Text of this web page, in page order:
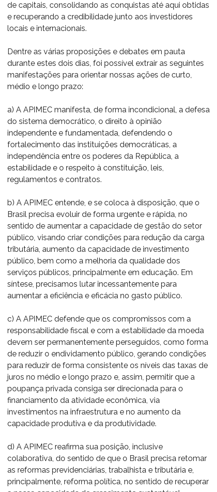
de capitais, consolidando as conquistas até aqui obtidas
e recuperando a credibilidade junto aos investidores
locais e internacionais.
Dentre as várias proposições e debates em pauta
durante estes dois dias, foi possível extrair as seguintes
manifestações para orientar nossas ações de curto,
médio e longo prazo:
a) A APIMEC manifesta, de forma incondicional, a defesa
do sistema democrático, o direito à opinião
independente e fundamentada, defendendo o
fortalecimento das instituições democráticas, a
independência entre os poderes da República, a
estabilidade e o respeito à constituição, leis,
regulamentos e contratos.
b) A APIMEC entende, e se coloca à disposição, que o
Brasil precisa evoluir de forma urgente e rápida, no
sentido de aumentar a capacidade de gestão do setor
público, visando criar condições para redução da carga
tributária, aumento da capacidade de investimento
público, bem como a melhoria da qualidade dos
serviços públicos, principalmente em educação. Em
síntese, precisamos lutar incessantemente para
aumentar a eficiência e eficácia no gasto público.
c) A APIMEC defende que os compromissos com a
responsabilidade fiscal e com a estabilidade da moeda
devem ser permanentemente perseguidos, como forma
de reduzir o endividamento público, gerando condições
para reduzir de forma consistente os níveis das taxas de
juros no médio e longo prazo e, assim, permitir que a
poupança privada consiga ser direcionada para o
financiamento da atividade econômica, via
investimentos na infraestrutura e no aumento da
capacidade produtiva e da produtividade.
d) A APIMEC reafirma sua posição, inclusive
colaborativa, do sentido de que o Brasil precisa retomar
as reformas previdenciárias, trabalhista e tributária e,
principalmente, reforma política, no sentido de recuperar